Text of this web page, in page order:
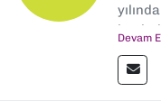
Devam